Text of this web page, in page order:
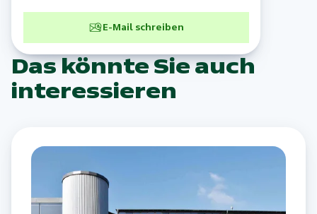
E-Mail schreiben
Das könnte Sie auch
interessieren